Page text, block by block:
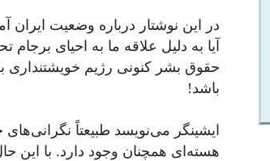
در این نوشتار درباره وضعیت
آیا به دلیل علاقه ما به احیای
حقوق بشر کنونی رژیم خویشتنداری
باشد!
ایشینگر می‌نویسد طبیعتاً
هسته‌ای همچنان وجود دارد. با این